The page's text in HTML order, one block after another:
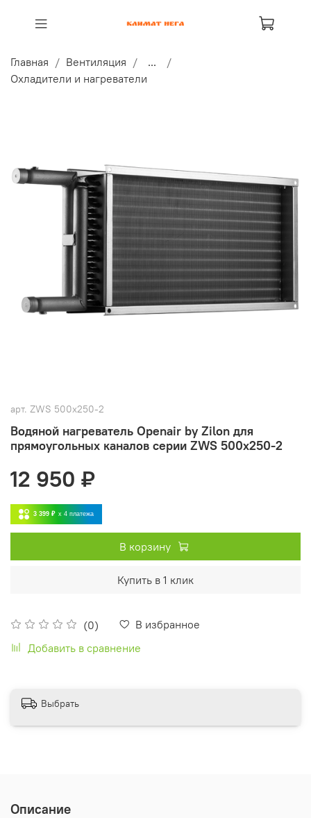
Главная Вентиляция
...
Охладители и нагреватели
арт. ZWS 500x250-2
Водяной нагреватель Openair by Zilon для
прямоугольных каналов серии ZWS 500x250-2
(0)
В избранное
Добавить в сравнение
12 950 ₽
3 399 ₽ x 4 платежа
В корзину
Купить в 1 клик
Выбрать
Описание